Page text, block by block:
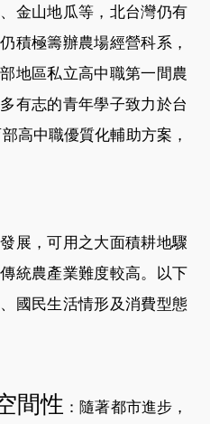
金山地瓜等，北台灣仍有
積極籌辦農場經營科系，
地區私立高中職第一間農
有志的青年學子致力於台
展，可用之大面積耕地驟
統農產業難度較高。以下
國民生活情形及消費型態
間性 ：隨著都市進步，
高中職優質化輔助方案，